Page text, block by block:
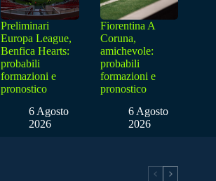
Preliminari
Europa League,
Benfica Hearts:
probabili
formazioni e
pronostico
6 Agosto
2026
Fiorentina A
Coruna,
amichevole:
probabili
formazioni e
pronostico
6 Agosto
2026